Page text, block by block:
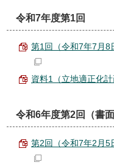
令和7年度第1回
第1回（令和7年7月8
資料1（立地適正化
令和6年度第2回（書面
第2回（令和7年2月5